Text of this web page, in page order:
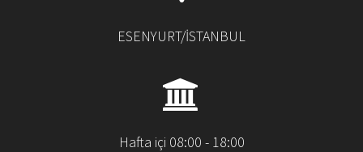
ESENYURT/İSTANBUL
Hafta içi 08:00 - 18:00